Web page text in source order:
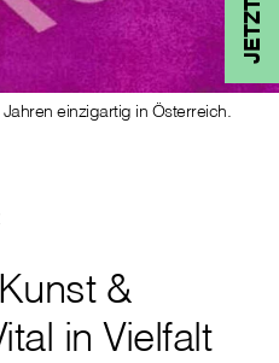
einzigartig in Österreich.
&
in Vielfalt